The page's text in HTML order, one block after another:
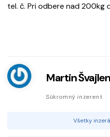
tel. č. Pri odbere nad 200kg
Martin Švajlen
Súkromný inzerent
Všetky